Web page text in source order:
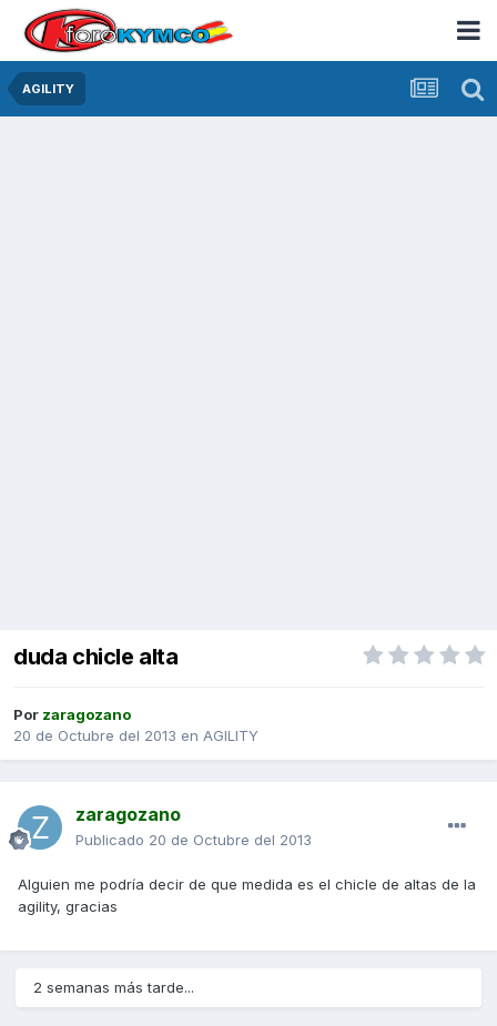
AGILITY
duda chicle alta
Por zaragozano
20 de Octubre del 2013 en AGILITY
zaragozano
Publicado 20 de Octubre del 2013
Alguien me podría decir de que medida es el chicle de altas de la
agility, gracias
2 semanas más tarde...